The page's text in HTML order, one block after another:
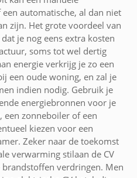
automatische, al dan niet
zijn. Het grote voordeel van
je nog eens extra kosten
soms tot wel dertig
energie verkrijg je zo een
een oude woning, en zal je
indien nodig. Gebruik je
energiebronnen voor je
een zonneboiler of een
kiezen voor een
Zeker naar de toekomst
verwarming stilaan de CV
verdringen. Men